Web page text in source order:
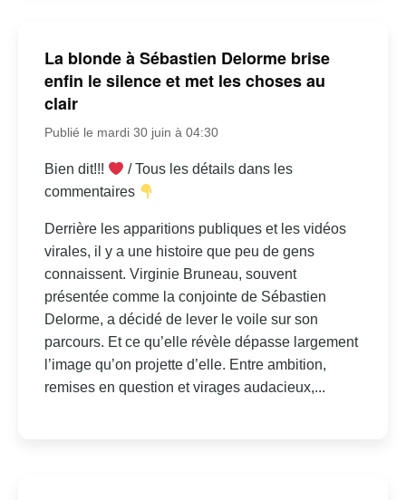
La blonde à Sébastien Delorme brise
enfin le silence et met les choses au
clair
Publié le mardi 30 juin à 04:30
Bien dit!!!
/ Tous les détails dans les
commentaires
Derrière les apparitions publiques et les vidéos
virales, il y a une histoire que peu de gens
connaissent. Virginie Bruneau, souvent
présentée comme la conjointe de Sébastien
Delorme, a décidé de lever le voile sur son
parcours. Et ce qu’elle révèle dépasse largement
l’image qu’on projette d’elle. Entre ambition,
remises en question et virages audacieux,...